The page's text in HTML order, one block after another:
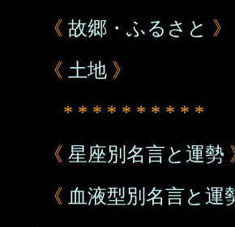
《 故郷・ふるさと 》
《 土地 》
* * * * * * * * * *
《 星座別名言と運勢
《 血液型別名言と運